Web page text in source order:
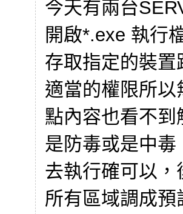
今天有兩台
開啟*.exe 執行
存取指定的裝
適當的權限所以
點內容也看不
是防毒或是中
去執行確可以
所有區域調成